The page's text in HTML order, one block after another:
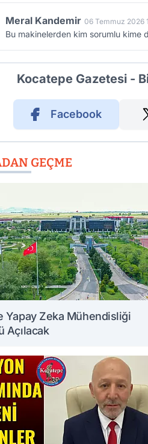
Meral Kandemir 06 Temmuz 2026
Bu makinelerden kim sorumlu kime
Kocatepe Gazetesi -
Facebook
GEÇME
Yapay Zeka Mühendisliği
Açılacak